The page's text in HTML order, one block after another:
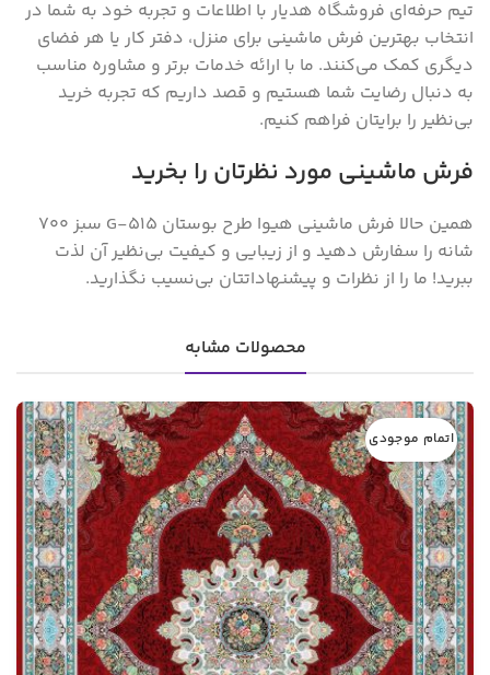
تیم حرفه‌ای فروشگاه هدیار با اطلاعات و تجربه خود به شما در
انتخاب بهترین فرش ماشینی برای منزل، دفتر کار یا هر فضای
دیگری کمک می‌کنند. ما با ارائه خدمات برتر و مشاوره مناسب
به دنبال رضایت شما هستیم و قصد داریم که تجربه خرید
بی‌نظیر را برایتان فراهم کنیم.
فرش ماشینی مورد نظرتان را بخرید
همین حالا فرش ماشینی هیوا طرح بوستان G-515 سبز ۷۰۰
شانه را سفارش دهید و از زیبایی و کیفیت بی‌نظیر آن لذت
ببرید! ما را از نظرات و پیشنهاداتتان بی‌نسیب نگذارید.
محصولات مشابه
اتمام موجودی